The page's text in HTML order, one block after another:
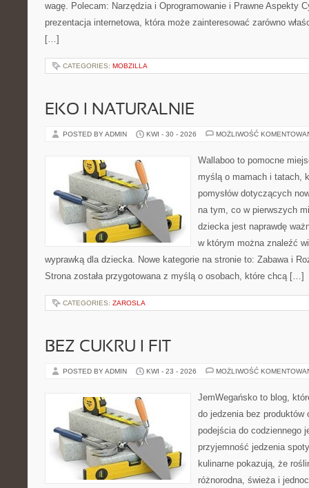
wagę. Polecam: Narzędzia i Oprogramowanie i Prawne Aspekty
prezentacja internetowa, która może zainteresować zarówno
[…]
CATEGORIES: MOBZILLA
EKO I NATURALNIE
POSTED BY ADMIN KWI - 30 - 2026 MOŻLIWOŚĆ
Wallaboo to pomocne
myślą o mamach i tatach,
pomysłów dotyczących
na tym, co w pierwszych
dziecka jest naprawdę
w którym można znaleźć
wyprawką dla dziecka. Nowe kategorie na stronie to: Zabawa i
Strona została przygotowana z myślą o osobach, które chcą […]
CATEGORIES: ZAROSLA
BEZ CUKRU I FIT
POSTED BY ADMIN KWI - 23 - 2026 MOŻLIWOŚĆ
JemWegańsko to blog,
do jedzenia bez produktów
podejścia do codziennego
przyjemność jedzenia
kulinarne pokazują, że
różnorodna, świeża i